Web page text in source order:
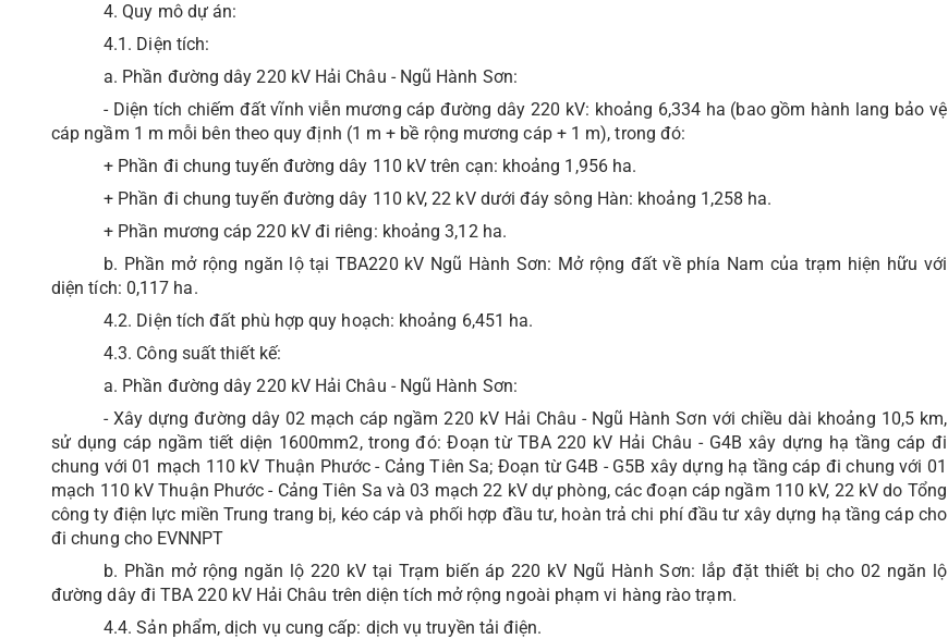
4. Quy mô dự án:
4.1. Diện tích:
a. Phần đường dây 220 kV Hải Châu - Ngũ Hành Sơn:
- Diện tích chiếm đất vĩnh viễn mương cáp đường dây 220 kV: khoảng 6,334 ha (bao gồm hành lang bảo vệ
cáp ngầm 1 m mỗi bên theo quy định (1 m + bề rộng mương cáp + 1 m), trong đó:
+ Phần đi chung tuyến đường dây 110 kV trên cạn: khoảng 1,956 ha.
+ Phần đi chung tuyến đường dây 110 kV, 22 kV dưới đáy sông Hàn: khoảng 1,258 ha.
+ Phần mương cáp 220 kV đi riêng: khoảng 3,12 ha.
b. Phần mở rộng ngăn lộ tại TBA220 kV Ngũ Hành Sơn: Mở rộng đất về phía Nam của trạm hiện hữu với
diện tích: 0,117 ha.
4.2. Diện tích đất phù hợp quy hoạch: khoảng 6,451 ha.
4.3. Công suất thiết kế:
a. Phần đường dây 220 kV Hải Châu - Ngũ Hành Sơn:
- Xây dựng đường dây 02 mạch cáp ngầm 220 kV Hải Châu - Ngũ Hành Sơn với chiều dài khoảng 10,5 km,
sử dụng cáp ngầm tiết diện 1600mm2, trong đó: Đoạn từ TBA 220 kV Hải Châu - G4B xây dựng hạ tầng cáp đi
chung với 01 mạch 110 kV Thuận Phước - Cảng Tiên Sa; Đoạn từ G4B - G5B xây dựng hạ tầng cáp đi chung với 01
mạch 110 kV Thuận Phước - Cảng Tiên Sa và 03 mạch 22 kV dự phòng, các đoạn cáp ngầm 110 kV, 22 kV do Tổng
công ty điện lực miền Trung trang bị, kéo cáp và phối hợp đầu tư, hoàn trả chi phí đầu tư xây dựng hạ tầng cáp cho
đi chung cho EVNNPT
b. Phần mở rộng ngăn lộ 220 kV tại Trạm biến áp 220 kV Ngũ Hành Sơn: lắp đặt thiết bị cho 02 ngăn lộ
đường dây đi TBA 220 kV Hải Châu trên diện tích mở rộng ngoài phạm vi hàng rào trạm.
4.4. Sản phẩm, dịch vụ cung cấp: dịch vụ truyền tải điện.